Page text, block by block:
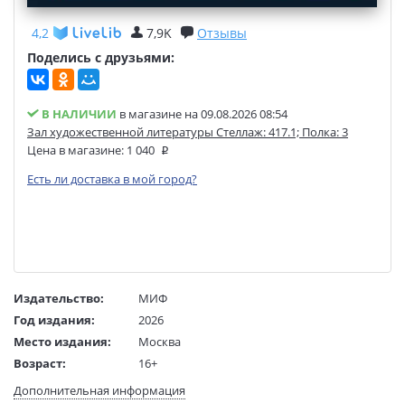
4,2 7,9K
Отзывы
Поделись с друзьями:
В НАЛИЧИИ в магазине на 09.08.2026 08:54
Зал художественной литературы Стеллаж: 417.1; Полка: 3
Цена в магазине: 1 040
Есть ли доставка в мой город?
Издательство:
МИФ
Год издания:
2026
Место издания:
Москва
Возраст:
16+
Язык текста:
русский
Дополнительная информация